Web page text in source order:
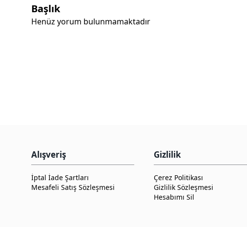
Başlık
Henüz yorum bulunmamaktadır
Alışveriş
İptal İade Şartları
Mesafeli Satış Sözleşmesi
Gizlilik
Çerez Politikası
Gizlilik Sözleşmesi
Hesabımı Sil